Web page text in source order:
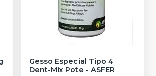
Gesso Especial Tipo 4
Dent-Mix Pote - ASFER